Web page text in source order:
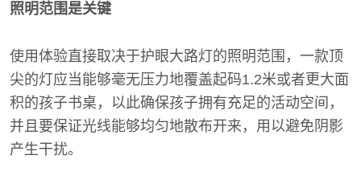
照明范围是关键
使用体验直接取决于护眼大路灯的照明范围，一款顶
尖的灯应当能够毫无压力地覆盖起码1.2米或者更大面
积的孩子书桌，以此确保孩子拥有充足的活动空间，
并且要保证光线能够均匀地散布开来，用以避免阴影
产生干扰。